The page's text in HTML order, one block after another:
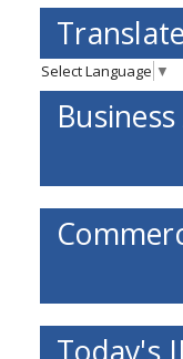
Translate
Select Language ▼
Today's